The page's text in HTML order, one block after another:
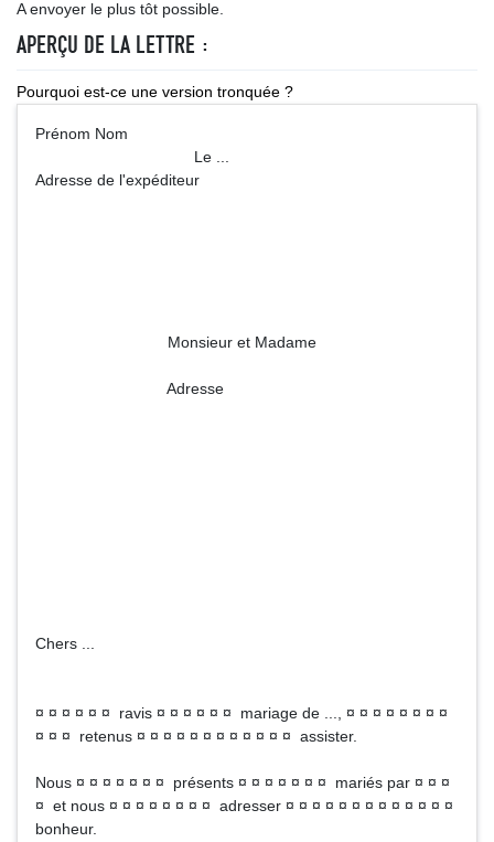
A envoyer le plus tôt possible.
APERÇU DE LA LETTRE :
Pourquoi est-ce une version tronquée ?
Prénom Nom
Le ...
Adresse de l'expéditeur
Monsieur et Madame
Adresse
Chers ...
¤ ¤ ¤ ¤ ¤ ¤ ravis ¤ ¤ ¤ ¤ ¤ ¤ mariage de ..., ¤ ¤ ¤ ¤ ¤ ¤ ¤ ¤
¤ ¤ ¤ retenus ¤ ¤ ¤ ¤ ¤ ¤ ¤ ¤ ¤ ¤ ¤ ¤ assister.
Nous ¤ ¤ ¤ ¤ ¤ ¤ ¤ présents ¤ ¤ ¤ ¤ ¤ ¤ ¤ mariés par ¤ ¤ ¤
¤ et nous ¤ ¤ ¤ ¤ ¤ ¤ ¤ ¤ adresser ¤ ¤ ¤ ¤ ¤ ¤ ¤ ¤ ¤ ¤ ¤ ¤ ¤
bonheur.